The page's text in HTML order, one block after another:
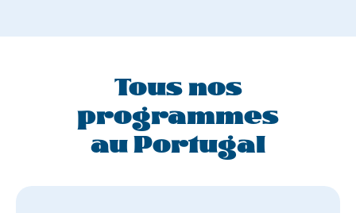
Tous nos
programmes
au Portugal